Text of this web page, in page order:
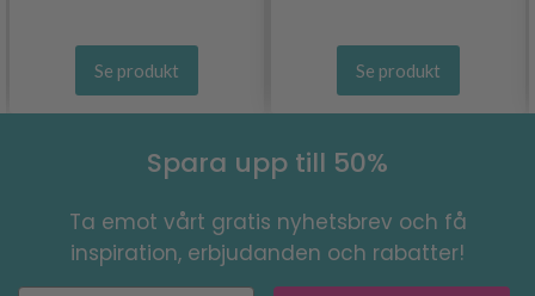
Se produkt Se produkt
Spara upp till 50%
Ta emot vårt gratis nyhetsbrev och få
inspiration, erbjudanden och rabatter!